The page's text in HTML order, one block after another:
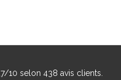
/10 selon 438 avis clients.